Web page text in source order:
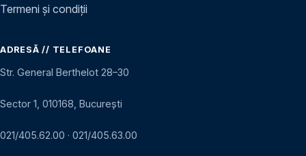
Termeni și condiții
ADRESĂ // TELEFOANE
Str. General Berthelot 28–30
Sector 1, 010168, București
021/405.62.00 · 021/405.63.00